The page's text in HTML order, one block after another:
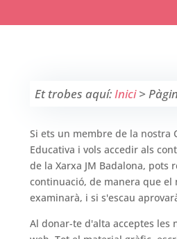
Et trobes aquí:Inici>
Si ets un membre de la nostra
Educativa i vols accedir als
de la Xarxa JM Badalona, pots
continuació, de manera que el
examinarà, i si s'escau
Al donar-te d'alta acceptes les